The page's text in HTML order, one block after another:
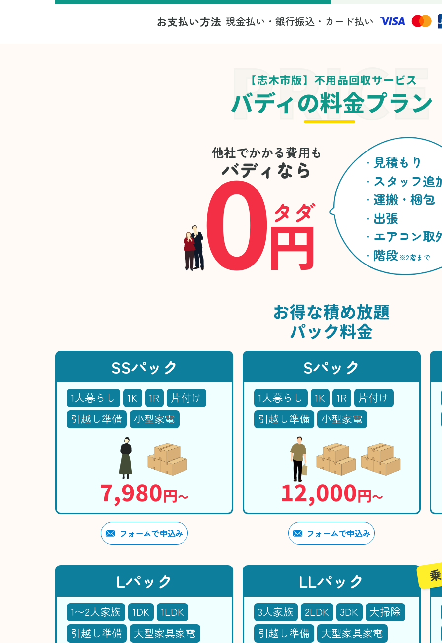
お支払い方法 現金払い・銀行振込・カード払い
【志木市版】不用品回収サービス
バディの料金プラン
他社でかかる費用も
バディなら
0円
タダ
見積もり
スタッフ追
運搬・梱包
出張
エアコン取
階段 ※2階まで
お得な積め放題
パック料金
SSパック
1人暮らし 1K 1R
片付け
引越し準備
小型家電
7,980円〜
フォームで申込み
Sパック
1人暮らし 1K 1R
片付け
引越し準備
小型家電
12,000円〜
フォームで申込み
Lパック
1〜2人家族 1DK
1LDK
引越し準備
大型家具家電
LLパック
3人家族 2LDK 3DK
大掃除
引越し準備
大型家具家電